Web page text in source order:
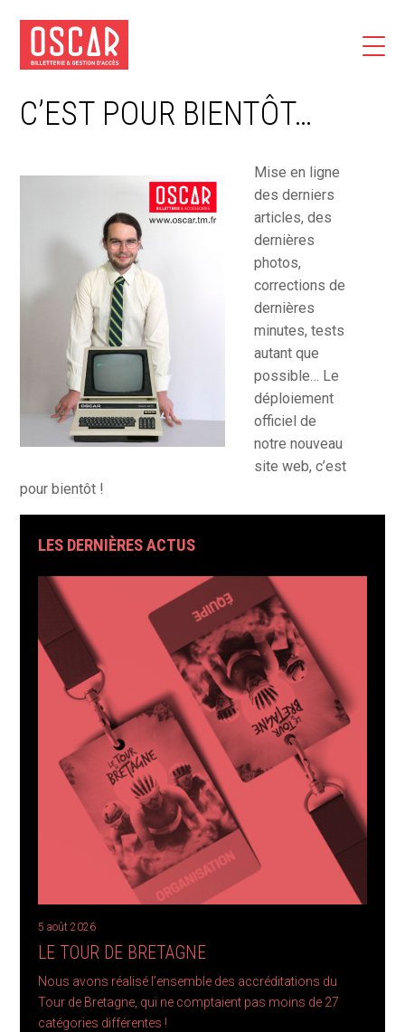
C’EST POUR BIENTÔT…
Mise en ligne
des derniers
articles, des
dernières
photos,
corrections de
dernières
minutes, tests
autant que
possible… Le
déploiement
officiel de
notre nouveau
site web, c’est
pour bientôt !
LES DERNIÈRES ACTUS
5 août 2026
LE TOUR DE BRETAGNE
Nous avons réalisé l’ensemble des accréditations du
Tour de Bretagne, qui ne comptaient pas moins de 27
catégories différentes !